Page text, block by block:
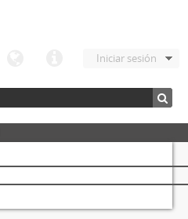
Iniciar sesión